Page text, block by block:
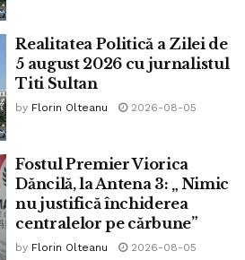
să intre în direct cu
numărul de telefon
Realitatea Politică a Zilei de
5 august 2026 cu jurnalistul
Titi Sultan
by Florin Olteanu 2026-08-05
Fostul Premier Viorica
Dăncilă, la Antena 3: „ Nimic
nu justifică închiderea
centralelor pe cărbune”
by Florin Olteanu 2026-08-05